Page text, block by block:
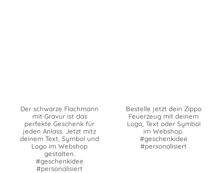
Der schwarze Flachmann
mit Gravur ist das
perfekte Geschenk für
jeden Anlass. Jetzt mitz
deinem Text, Symbol und
Logo im Webshop
gestalten.
#geschenkidee
#personalisiert
Bestelle jetzt dein Zippo
Feuerzeug mit deinem
Logo, Text oder Symbol
im Webshop.
#geschenkidee
#personalisiert